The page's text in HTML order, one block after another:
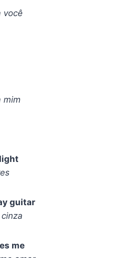
você
mim
guitar
me